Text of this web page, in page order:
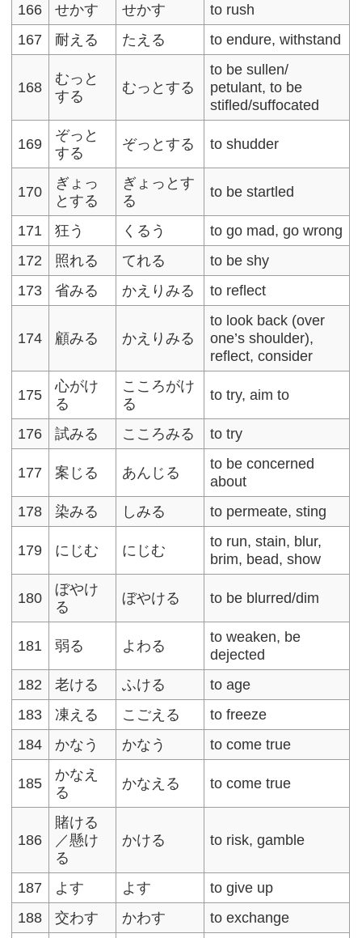
166
せかす せかす
to rush
167
耐える たえる to endure, withstand
168
むっと
する
むっとする
to be sullen/
petulant, to be
stifled/suffocated
169
ぞっと
する
ぞっとする to shudder
170
ぎょっ
とする
ぎょっとす
る
to be startled
171 狂う くるう
to go mad, go wrong
172
照れる てれる
to be shy
173
省みる かえりみる to reflect
174 顧みる かえりみる
to look back (over
one’s shoulder),
reflect, consider
175
心がけ
る
こころがけ
る
to try, aim to
176 試みる こころみる to try
177 案じる あんじる
to be concerned
about
178
染みる しみる to permeate, sting
179 にじむ にじむ
to run, stain, blur,
brim, bead, show
180
ぼやけ
る
ぼやける to be blurred/dim
181 弱る よわる
to weaken, be
dejected
182
老ける ふける
to age
183
凍える こごえる
to freeze
184
かなう かなう to come true
185
かなえ
る
かなえる to come true
186
賭ける
／懸け
る
かける to risk, gamble
187 よす よす
to give up
188
交わす かわす to exchange